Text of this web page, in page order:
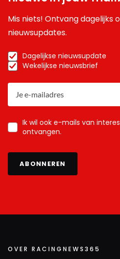
Mis niets! Ontvang dagelijks
nieuwsupdates.
Dagelijkse nieuwsupdate
Wekelijkse nieuwsbrief
Ik wil ook e-mails van
ontvangen.
ABONNEREN
OVER RACINGNEWS365